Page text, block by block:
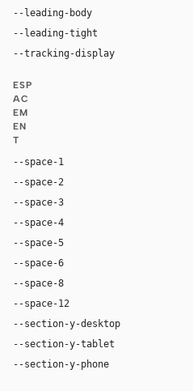
--leading-body
--leading-tight
--tracking-display
ESP
AC
EM
EN
T
--space-1
--space-2
--space-3
--space-4
--space-5
--space-6
--space-8
--space-12
--section-y-desktop
--section-y-tablet
--section-y-phone